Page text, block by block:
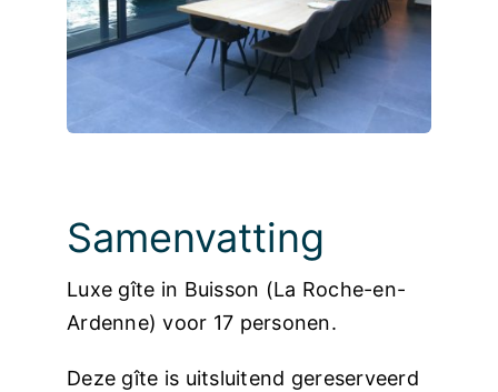
Samenvatting
Luxe gîte in Buisson (La Roche-en-
Ardenne) voor 17 personen.
Deze gîte is uitsluitend gereserveerd